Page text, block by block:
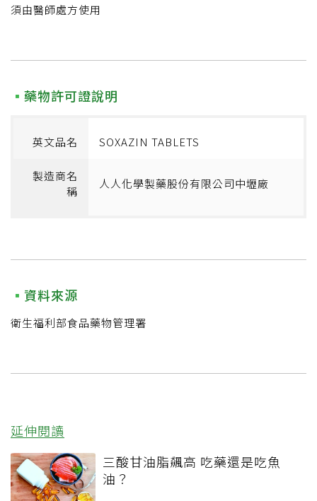
須由醫師處方使用
藥物許可證說明
英文品名 SOXAZIN TABLETS
製造商名
稱
人人化學製藥股份有限公司中壢廠
資料來源
衛生福利部食品藥物管理署
延伸閱讀
三酸甘油脂飆高 吃藥還是吃魚
油？